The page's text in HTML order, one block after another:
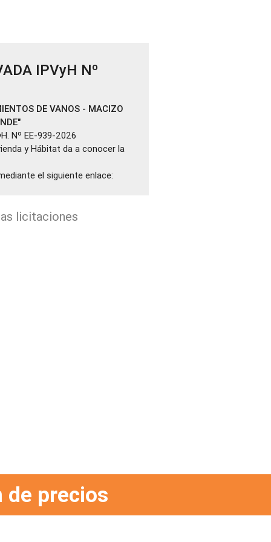
IPVyH Nº
DE VANOS - MACIZO
Nº EE-939-2026
y Hábitat da a conocer la
el siguiente enlace:
licitaciones
de precios